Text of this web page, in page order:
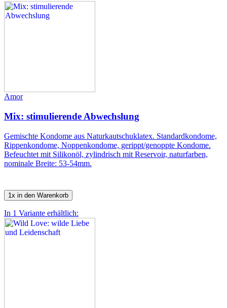
Amor
Mix: stimulierende Abwechslung
Gemischte Kondome aus Naturkautschuklatex. Standardkondome,
Rippenkondome, Noppenkondome, gerippt/genoppte Kondome.
Befeuchtet mit Silikonöl, zylindrisch mit Reservoir, naturfarben,
nominale Breite: 53-54mm.
1x in den Warenkorb
In 1 Variante erhältlich: